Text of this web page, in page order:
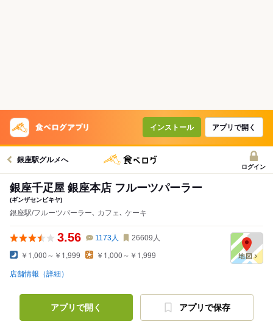
インストール アプリで開く
銀座駅グルメへ
ログイン
銀座千疋屋 銀座本店 フルーツパーラー
(ギンザセンビキヤ)
銀座駅/フルーツパーラー､ カフェ､ ケーキ
3.56 1173人 26609 人
￥1,000～￥1,999 ￥1,000～￥1,999
店舗情報（詳細）
アプリで開く アプリで保存